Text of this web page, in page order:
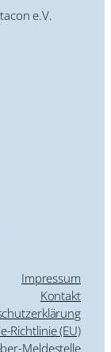
e.V.
Impressum
Kontakt
Richtlinie (EU)
Meldestelle